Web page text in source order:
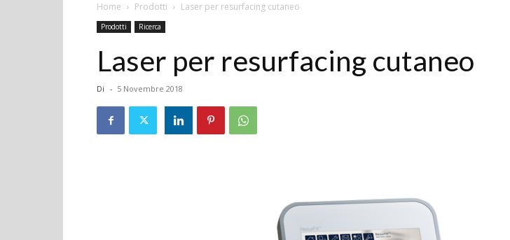
Home Prodotti Laser per resurfacing cutaneo
Prodotti Ricerca
Laser per resurfacing cutaneo
Di - 5 Novembre 2018